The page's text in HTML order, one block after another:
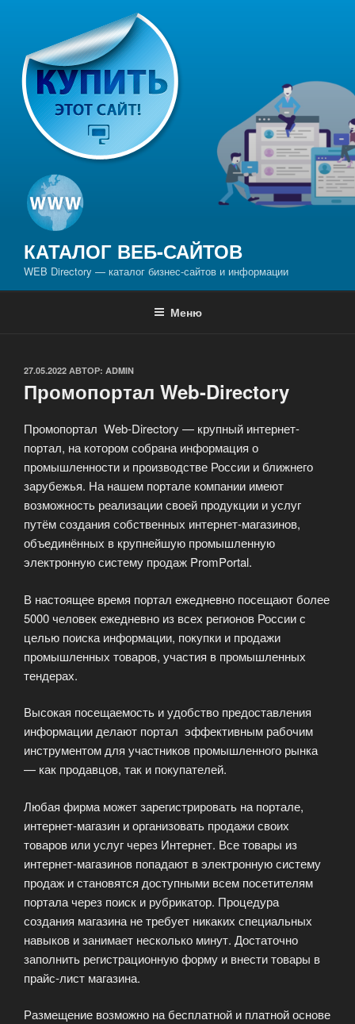
содержимому
КАТАЛОГ ВЕБ-САЙТОВ
WEB Directory — каталог бизнес-сайтов и информации
Меню
ОПУБЛИКОВАНО
27.05.2022 АВТОР: ADMIN
Промопортал Web-Directory
Промопортал Web-Directory — крупный интернет-
портал, на котором собрана информация о
промышленности и производстве России и ближнего
зарубежья. На нашем портале компании имеют
возможность реализации своей продукции и услуг
путём создания собственных интернет-магазинов,
объединённых в крупнейшую промышленную
электронную систему продаж PromPortal.
В настоящее время портал ежедневно посещают более
5000 человек ежедневно из всех регионов России с
целью поиска информации, покупки и продажи
промышленных товаров, участия в промышленных
тендерах.
Высокая посещаемость и удобство предоставления
информации делают портал эффективным рабочим
инструментом для участников промышленного рынка
— как продавцов, так и покупателей.
Любая фирма может зарегистрировать на портале,
интернет-магазин и организовать продажи своих
товаров или услуг через Интернет. Все товары из
интернет-магазинов попадают в электронную систему
продаж и становятся доступными всем посетителям
портала через поиск и рубрикатор. Процедура
создания магазина не требует никаких специальных
навыков и занимает несколько минут. Достаточно
заполнить регистрационную форму и внести товары в
прайс-лист магазина.
Размещение возможно на бесплатной и платной основе